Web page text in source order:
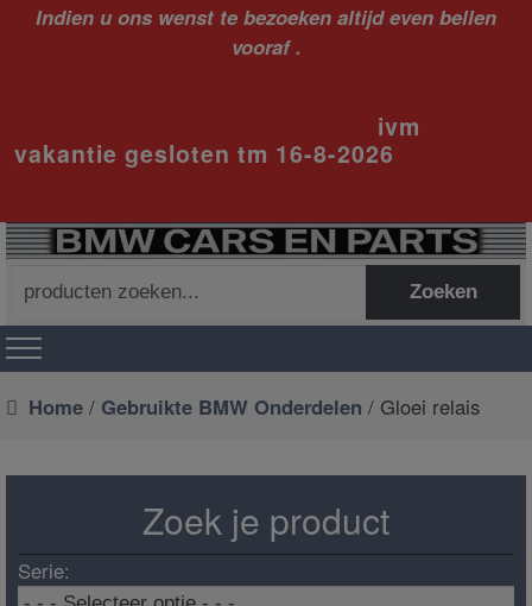
Indien u ons wenst te bezoeken altijd even bellen
vooraf .
ivm
vakantie gesloten tm 16-8-2026
naar:
Zoeken
Home / Gebruikte BMW Onderdelen / Gloei relais
Zoek je product
Serie: